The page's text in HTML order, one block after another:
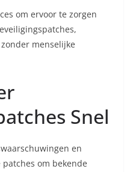
om ervoor te zorgen
menselijke
Snel
en
om bekende